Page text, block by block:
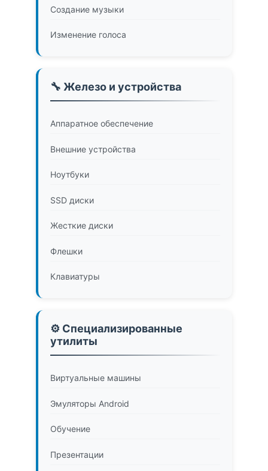
Создание музыки
Изменение голоса
🔧 Железо и устройства
Аппаратное обеспечение
Внешние устройства
Ноутбуки
SSD диски
Жесткие диски
Флешки
Клавиатуры
⚙️ Специализированные
утилиты
Виртуальные машины
Эмуляторы Android
Обучение
Презентации